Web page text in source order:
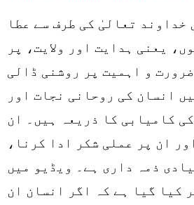
خداوند تعالیٰ کی طرف سے عطا
یعنی ہدایت اور ولایت، پر
و اہمیت پر روشنی ڈالی
انسان کی روحانی نجات اور
کامیابی کا ذریعہ ہیں۔ ان
ان پر عملی شکر ادا کرنا،
ذمہ داری ہے۔ ویڈیو میں
کیا گیا ہے کہ اگر انسان ان
ki
Zaroorat
o
Ahmiyat